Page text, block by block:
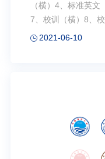
（横）4、标准英
7、校训（横）8、校
2021-06-10